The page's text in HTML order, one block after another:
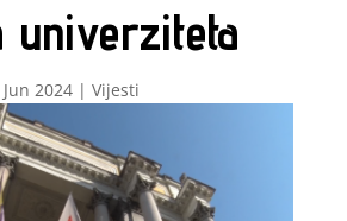
univerziteta
2024| Vijesti